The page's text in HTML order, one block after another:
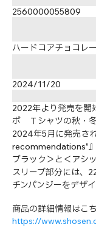
2560000055809
ハードコアチョコレ
2024/11/20
2022年より発売を
ボ Ｔシャツの秋・冬
2024年5月に発売さ
recommendations”
ブラック＞と＜アシ
スリーブ部分には、
チンパンジーをデザ
商品の詳細情報はこ
https://